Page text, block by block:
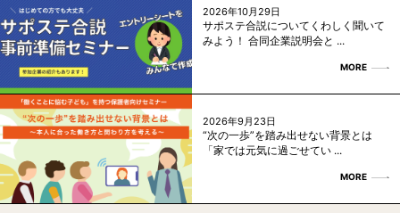
2026年10月29日
サポステ合説についてくわしく聞いて
みよう！ 合同企業説明会と ...
MORE
2026年9月23日
“次の一歩”を踏み出せない背景とは
「家では元気に過ごせてい ...
MORE